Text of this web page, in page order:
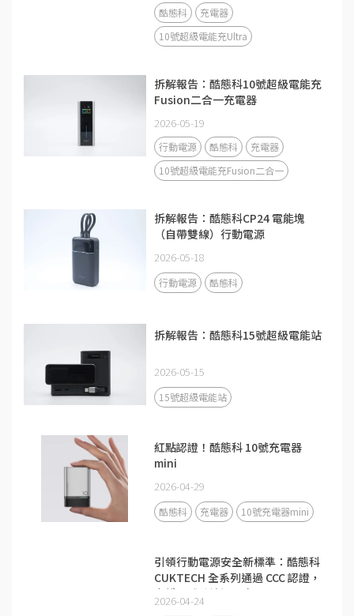
酷態科
充電器
10號超級電能充Ultra
拆解報告：酷態科10號超級電能充
Fusion二合一充電器
2026-05-19
行動電源 酷態科
充電器
10號超級電能充Fusion二合一
拆解報告：酷態科CP24 電能塊
（自帶雙線）行動電源
2026-05-18
行動電源 酷態科
拆解報告：酷態科15號超級電能站
2026-05-15
15號超級電能站
紅點認證！酷態科 10號充電器
mini
2026-04-29
酷態科 充電器 10號充電器mini
引領行動電源安全新標準：酷態科
CUKTECH 全系列通過 CCC 認證，
守護全球跨境通關安全
2026-04-24